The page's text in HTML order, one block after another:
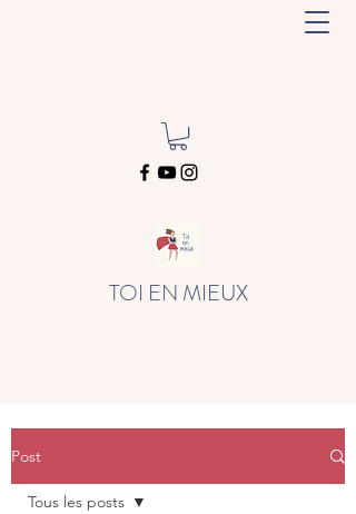
TOI EN MIEUX
Post
Tous les posts